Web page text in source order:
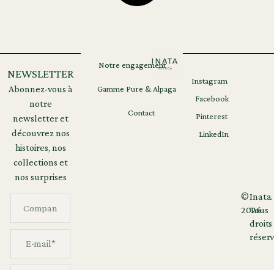
NEWSLETTER
Abonnez-vous à
notre
newsletter et
découvrez nos
histoires, nos
collections et
nos surprises
Notre engagement
Gamme Pure & Alpaga
Contact
©
2026
Inata.
Tous
droits
Instagram
Facebook
Pinterest
LinkedIn
Mentions